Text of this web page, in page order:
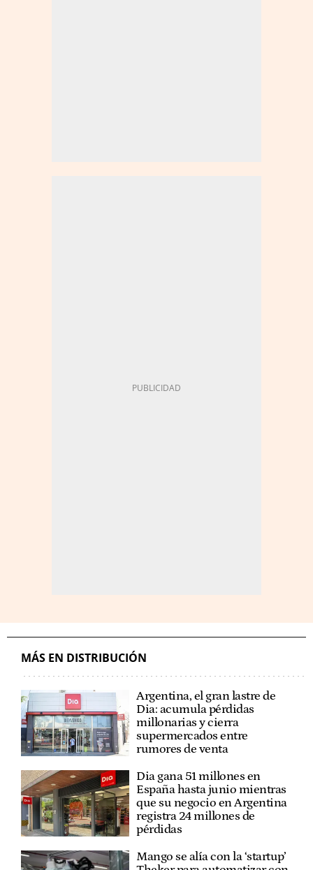
MÁS EN DISTRIBUCIÓN
Argentina, el gran lastre de
Dia: acumula pérdidas
millonarias y cierra
supermercados entre
rumores de venta
Dia gana 51 millones en
España hasta junio mientras
que su negocio en Argentina
registra 24 millones de
pérdidas
Mango se alía con la ‘startup’